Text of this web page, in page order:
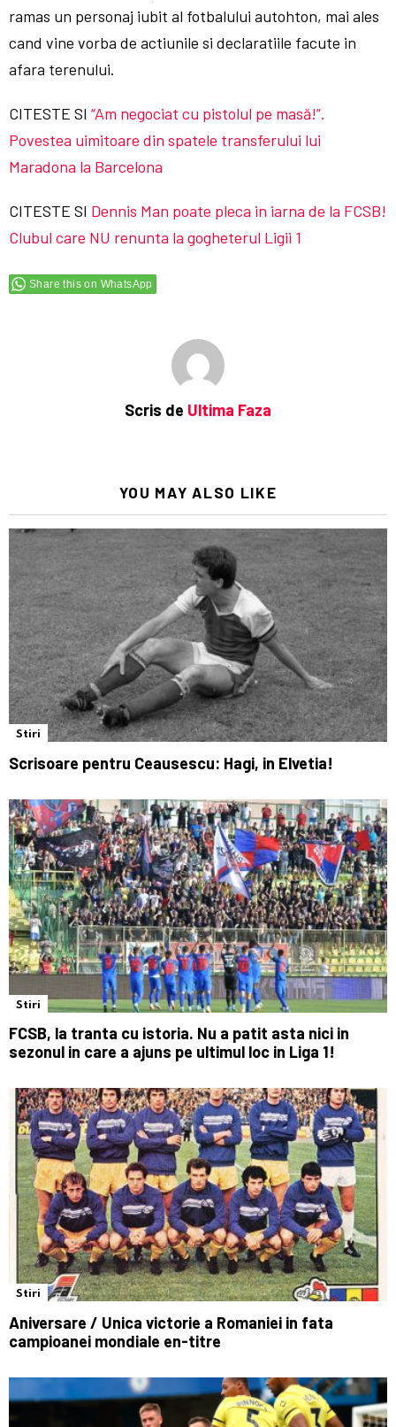
ramas un personaj iubit al fotbalului autohton, mai ales
cand vine vorba de actiunile si declaratiile facute in
afara terenului.
CITESTE SI “Am negociat cu pistolul pe masă!”.
Povestea uimitoare din spatele transferului lui
Maradona la Barcelona
CITESTE SI Dennis Man poate pleca in iarna de la FCSB!
Clubul care NU renunta la gogheterul Ligii 1
Share this on WhatsApp
Scris de Ultima Faza
YOU MAY ALSO LIKE
Stiri
Scrisoare pentru Ceausescu: Hagi, in Elvetia!
Stiri
FCSB, la tranta cu istoria. Nu a patit asta nici in
sezonul in care a ajuns pe ultimul loc in Liga 1!
Stiri
Aniversare / Unica victorie a Romaniei in fata
campioanei mondiale en-titre